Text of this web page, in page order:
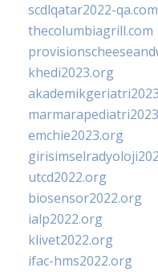
scdlqatar2022-qa.com
thecolumbiagrill.com
khedi2023.org
emchie2023.org
utcd2022.org
biosensor2022.org
ialp2022.org
klivet2022.org
ifac-hms2022.org